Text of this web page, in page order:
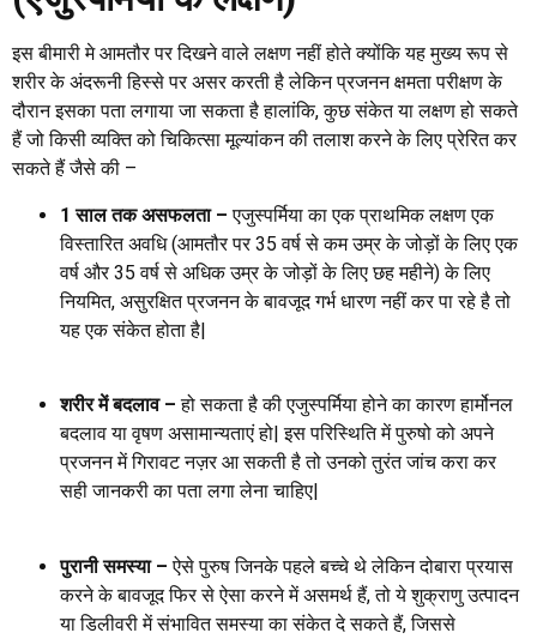
इस बीमारी मे आमतौर पर दिखने वाले लक्षण नहीं होते क्योंकि यह मुख्य रूप से
शरीर के अंदरूनी हिस्से पर असर करती है लेकिन प्रजनन क्षमता परीक्षण के
दौरान इसका पता लगाया जा सकता है हालांकि, कुछ संकेत या लक्षण हो सकते
हैं जो किसी व्यक्ति को चिकित्सा मूल्यांकन की तलाश करने के लिए प्रेरित कर
सकते हैं जैसे की –
1 साल तक असफलता –एजुस्पर्मिया का एक प्राथमिक लक्षण एक
विस्तारित अवधि (आमतौर पर 35 वर्ष से कम उम्र के जोड़ों के लिए एक
वर्ष और 35 वर्ष से अधिक उम्र के जोड़ों के लिए छह महीने) के लिए
नियमित, असुरक्षित प्रजनन के बावजूद गर्भ धारण नहीं कर पा रहे है तो
यह एक संकेत होता है|
शरीर में बदलाव –हो सकता है की एजुस्पर्मिया होने का कारण हार्मोनल
बदलाव या वृषण असामान्यताएं हो| इस परिस्थिति में पुरुषो को अपने
प्रजनन में गिरावट नज़र आ सकती है तो उनको तुरंत जांच करा कर
सही जानकरी का पता लगा लेना चाहिए|
पुरानी समस्या –ऐसे पुरुष जिनके पहले बच्चे थे लेकिन दोबारा प्रयास
करने के बावजूद फिर से ऐसा करने में असमर्थ हैं, तो ये शुक्राणु उत्पादन
या डिलीवरी में संभावित समस्या का संकेत दे सकते हैं, जिससे